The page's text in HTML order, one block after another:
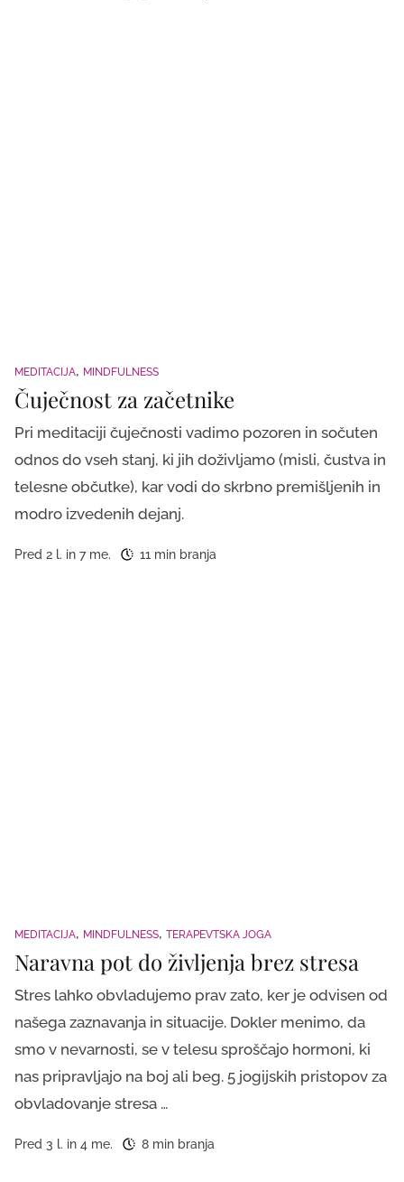
MEDITACIJA MINDFULNESS
Čuječnost za začetnike
Pri meditaciji čuječnosti vadimo pozoren in sočuten
odnos do vseh stanj, ki jih doživljamo (misli, čustva in
telesne občutke), kar vodi do skrbno premišljenih in
modro izvedenih dejanj.
Pred 2 l. in 7 me. 11 min branja
MEDITACIJA MINDFULNESS TERAPEVTSKA JOGA
Naravna pot do življenja brez stresa
Stres lahko obvladujemo prav zato, ker je odvisen od
našega zaznavanja in situacije. Dokler menimo, da
smo v nevarnosti, se v telesu sproščajo hormoni, ki
nas pripravljajo na boj ali beg. 5 jogijskih pristopov za
obvladovanje stresa …
Pred 3 l. in 4 me. 8 min branja